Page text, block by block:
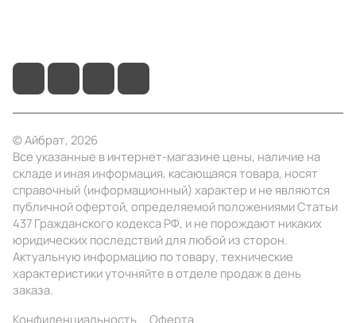
© Айбрат, 2026
Все указанные в интернет-магазине цены, наличие на
складе и иная информация, касающаяся товара, носят
справочный (информационный) характер и не являются
публичной офертой, определяемой положениями Статьи
437 Гражданского кодекса РФ, и не порождают никаких
юридических последствий для любой из сторон.
Актуальную информацию по товару, технические
характеристики уточняйте в отделе продаж в день
заказа.
Конфиденциальность
Оферта